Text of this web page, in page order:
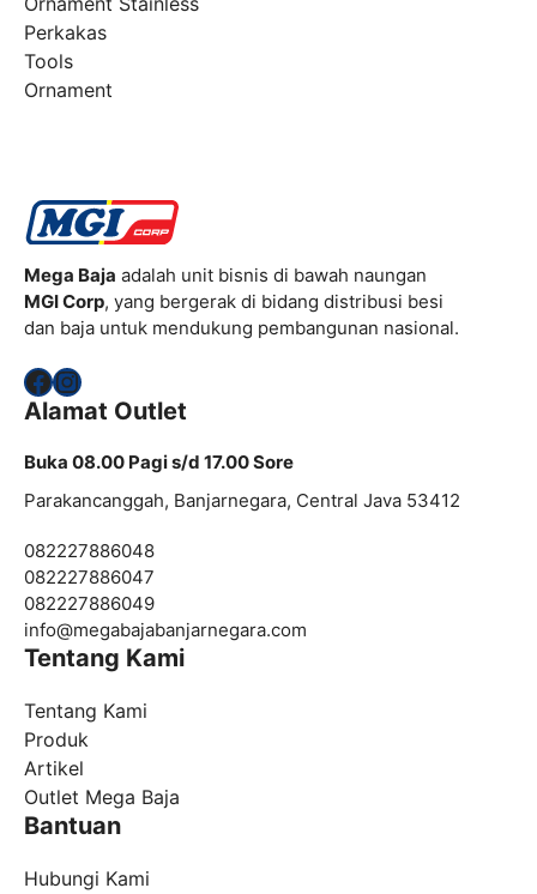
Perkakas
Tools
Ornament
Mega Baja adalah unit bisnis di bawah naungan
MGI Corp, yang bergerak di bidang distribusi besi
dan baja untuk mendukung pembangunan nasional.
Facebook
Instagram
Alamat Outlet
Buka 08.00 Pagi s/d 17.00 Sore
Parakancanggah, Banjarnegara, Central Java 53412
082227886048
082227886047
082227886049
info@megabajabanjarnegara.com
Tentang Kami
Tentang Kami
Produk
Artikel
Outlet Mega Baja
Bantuan
Hubungi Kami